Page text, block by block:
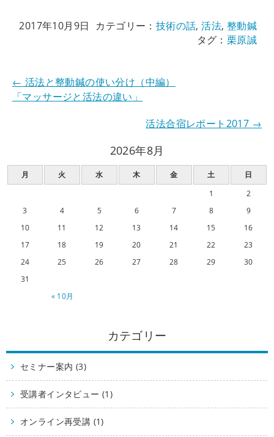
2017年10月9日 カテゴリー： 技術の話,活法, 整動鍼
タグ： 栗原誠
← 活法と整動鍼の使い分け（中編）
「マッサージと活法の違い」
活法合宿レポート2017 →
2026年8月
月 火 水 木 金 土 日
« 10月
1
2
3
4 5 6 7 8
9
10
11 12 13 14 15
16
17
18 19 20 21 22
23
24
25 26 27 28 29
30
31
カテゴリー
セミナー案内 (3)
受講者インタビュー (1)
オンライン再受講 (1)